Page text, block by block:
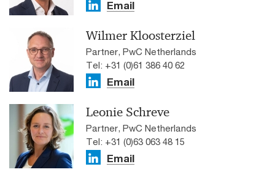
Email
Wilmer Kloosterziel
Partner, PwC Netherlands
Tel: +31 (0)61 386 40 62
Email
Leonie Schreve
Partner, PwC Netherlands
Tel: +31 (0)63 063 48 15
Email